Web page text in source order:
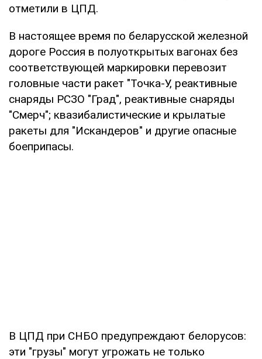
отметили в ЦПД.
В настоящее время по беларусской железной
дороге Россия в полуоткрытых вагонах без
соответствующей маркировки перевозит
головные части ракет "Точка-У, реактивные
снаряды РСЗО "Град", реактивные снаряды
"Смерч"; квазибалистические и крылатые
ракеты для "Искандеров" и другие опасные
боеприпасы.
В ЦПД при СНБО предупреждают белорусов:
эти "грузы" могут угрожать не только